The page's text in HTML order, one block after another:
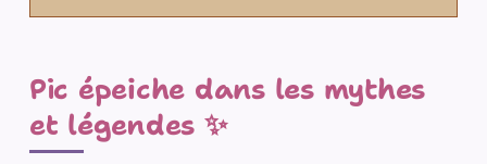
Pic épeiche dans les mythes
et légendes ✨